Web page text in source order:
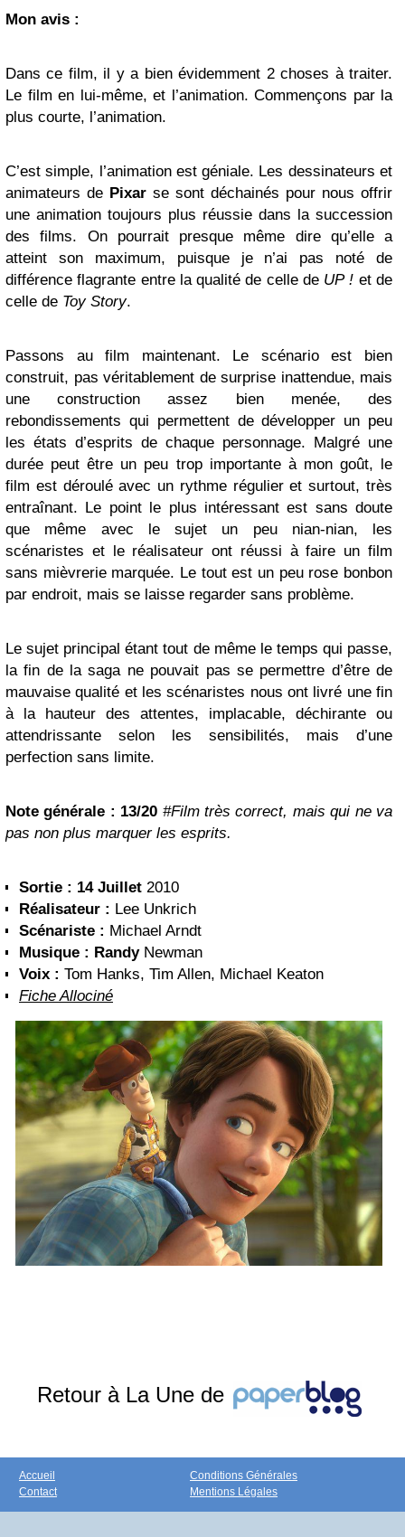
Mon avis :
Dans ce film, il y a bien évidemment 2 choses à traiter.
Le film en lui-même, et l’animation. Commençons par la
plus courte, l’animation.
C’est simple, l’animation est géniale. Les dessinateurs et
animateurs de Pixar se sont déchainés pour nous offrir
une animation toujours plus réussie dans la succession
des films. On pourrait presque même dire qu’elle a
atteint son maximum, puisque je n’ai pas noté de
différence flagrante entre la qualité de celle de UP ! et de
celle de Toy Story.
Passons au film maintenant. Le scénario est bien
construit, pas véritablement de surprise inattendue, mais
une construction assez bien menée, des
rebondissements qui permettent de développer un peu
les états d’esprits de chaque personnage. Malgré une
durée peut être un peu trop importante à mon goût, le
film est déroulé avec un rythme régulier et surtout, très
entraînant. Le point le plus intéressant est sans doute
que même avec le sujet un peu nian-nian, les
scénaristes et le réalisateur ont réussi à faire un film
sans mièvrerie marquée. Le tout est un peu rose bonbon
par endroit, mais se laisse regarder sans problème.
Le sujet principal étant tout de même le temps qui passe,
la fin de la saga ne pouvait pas se permettre d’être de
mauvaise qualité et les scénaristes nous ont livré une fin
à la hauteur des attentes, implacable, déchirante ou
attendrissante selon les sensibilités, mais d’une
perfection sans limite.
Note générale : 13/20 #Film très correct, mais qui ne va
pas non plus marquer les esprits.
Sortie : 14 Juillet 2010
Réalisateur : Lee Unkrich
Scénariste : Michael Arndt
Musique : RandyNewman
Voix : Tom Hanks, Tim Allen, Michael Keaton
Fiche Allociné
Retour à La Une de
Accueil
Contact
Conditions Générales
Mentions Légales